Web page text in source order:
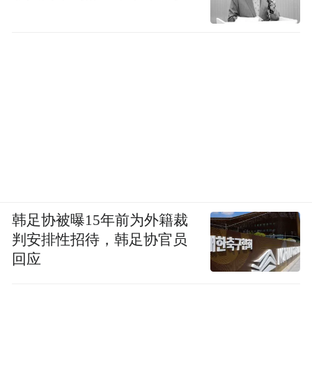
韩足协被曝15年前为外籍裁
判安排性招待，韩足协官员
回应